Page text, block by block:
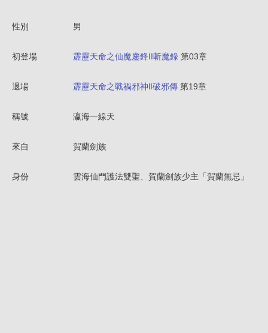
性別 男
初登場 霹靂天命之仙魔鏖鋒II斬魔錄 第03章
退場 霹靂天命之戰禍邪神Ⅱ破邪傳 第19章
稱號 瀛海一線天
來自 賀蘭劍族
身份 雲海仙門護法雙聖、賀蘭劍族少主「賀蘭無忌」